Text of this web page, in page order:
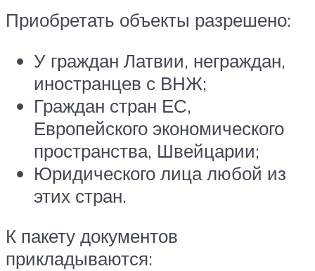
Приобретать объекты разрешено:
У граждан Латвии, неграждан,
иностранцев с ВНЖ;
Граждан стран ЕС,
Европейского экономического
пространства, Швейцарии;
Юридического лица любой из
этих стран.
К пакету документов
прикладываются: